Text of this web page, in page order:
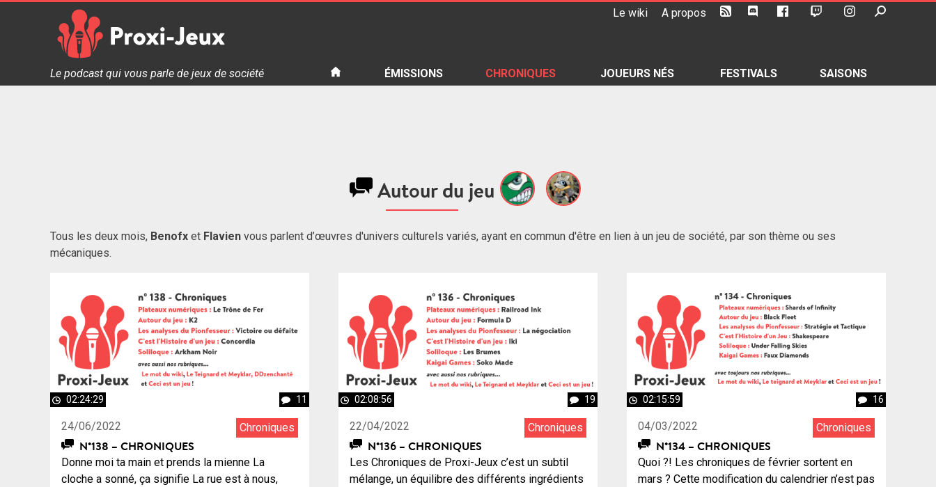
Le wiki A propos
Proxi Jeux - Le podcast qui vous parle de jeux de société
Le podcast qui vous parle de jeux de société ÉMISSIONS CHRONIQUES JOUEURS NÉS FESTIVALS SAISONS
Autour du jeu
Tous les deux mois, Benofx et Flavien vous parlent d’œuvres d'univers culturels variés, ayant en commun d'être en lien à un jeu de société, par son thème ou ses
mécaniques.
02:24:29 11
24/06/2022 Chroniques
N°138 – CHRONIQUES
Donne moi ta main et prends la mienne La
cloche a sonné, ça signifie La rue est à nous,
02:08:56 19
22/04/2022 Chroniques
N°136 – CHRONIQUES
Les Chroniques de Proxi-Jeux c’est un subtil
mélange, un équilibre des différents ingrédients
02:15:59 16
04/03/2022 Chroniques
N°134 – CHRONIQUES
Quoi ?! Les chroniques de février sortent en
mars ? Cette modification du calendrier n’est pas